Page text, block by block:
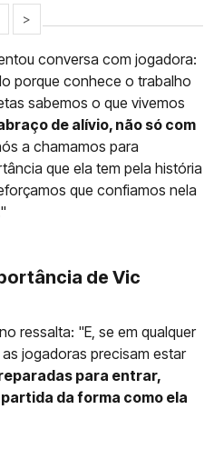
>
conversa com jogadora:
porque conhece o trabalho
sabemos o que vivemos
de alívio, não só com
a chamamos para
que ela tem pela história
que confiamos nela
de Vic
ressalta: "E, se em qualquer
jogadoras precisam estar
para entrar,
da forma como ela